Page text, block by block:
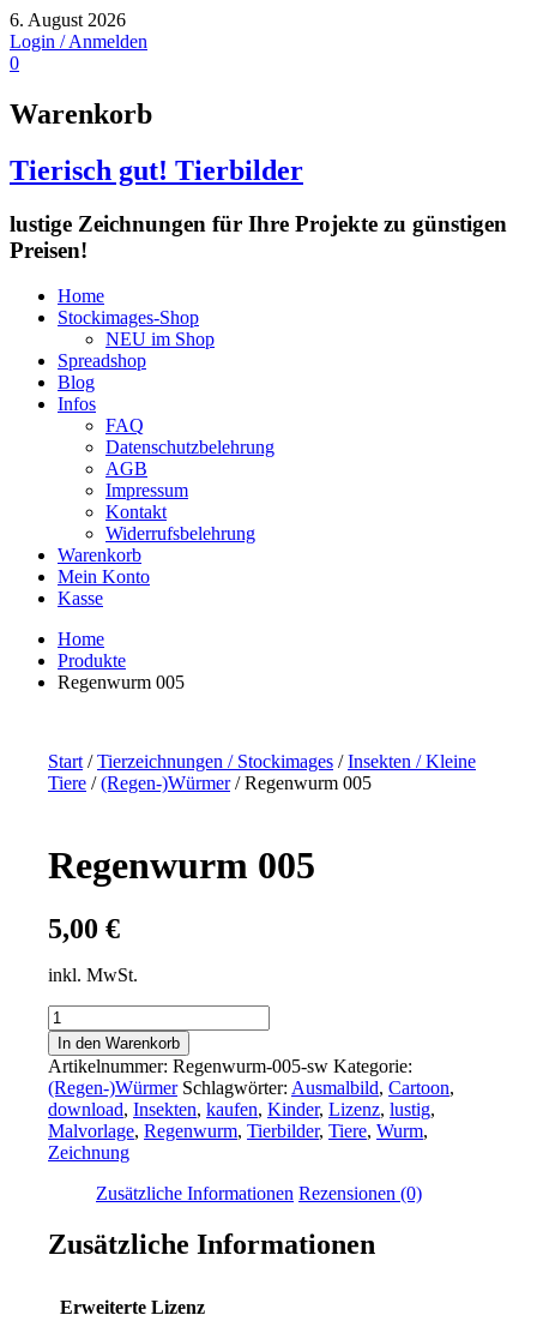
6. August 2026
Login / Anmelden
0
Warenkorb
Tierisch gut! Tierbilder
lustige Zeichnungen für Ihre Projekte zu günstigen
Preisen!
Home
Stockimages-Shop
NEU im Shop
Spreadshop
Blog
Infos
FAQ
Datenschutzbelehrung
AGB
Impressum
Kontakt
Widerrufsbelehrung
Warenkorb
Mein Konto
Kasse
Home
Produkte
Regenwurm 005
Start/Tierzeichnungen / Stockimages /Insekten / Kleine
Tiere /(Regen-)Würmer/ Regenwurm 005
Regenwurm 005
5,00 €
inkl. MwSt.
Regenwurm
005
Menge
In den Warenkorb
Artikelnummer: Regenwurm-005-sw Kategorie:
(Regen-)Würmer Schlagwörter: Ausmalbild, Cartoon,
download, Insekten, kaufen, Kinder, Lizenz, lustig,
Malvorlage, Regenwurm, Tierbilder, Tiere, Wurm,
Zeichnung
Zusätzliche Informationen Rezensionen (0)
Zusätzliche Informationen
Erweiterte Lizenz